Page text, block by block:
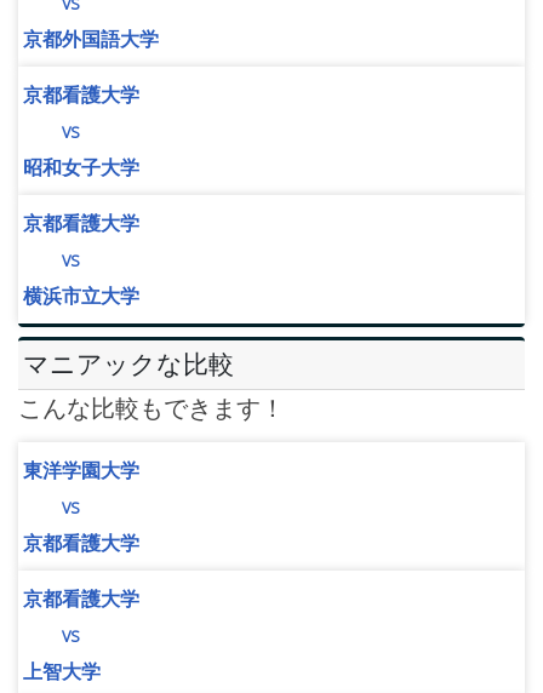
京都外国語大学
京都看護大学
vs
昭和女子大学
京都看護大学
vs
横浜市立大学
マニアックな比較
こんな比較もできます！
東洋学園大学
vs
京都看護大学
京都看護大学
vs
上智大学